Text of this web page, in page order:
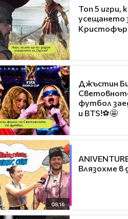
Топ 5 игри,
усещането
Кристофър
Джъстин
футбол
и BTS!⚽🤩
08:16
Влязохме в